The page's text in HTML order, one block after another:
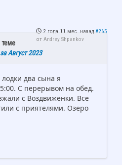
2 года 11 мес. назад #265
от Andrey Shpankov
Август 2023
два сына я
С перерывом на обед.
с Воздвиженки. Все
с приятелями. Озеро